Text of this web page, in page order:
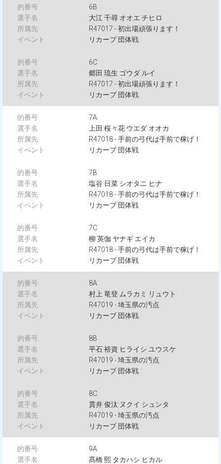
6B
大江 千尋 オオエ チヒロ
R47017 - 初出場頑張ります！
リカーブ 団体戦
6C
郷田 琉生 ゴウダ ルイ
R47017 - 初出場頑張ります！
リカーブ 団体戦
7A
上田 桜々花 ウエダ オオカ
R47018 - 手前の弓代は手前で稼げ！
リカーブ 団体戦
7B
塩谷 日菜 シオタニ ヒナ
R47018 - 手前の弓代は手前で稼げ！
リカーブ 団体戦
7C
柳 英伽 ヤナギ エイカ
R47018 - 手前の弓代は手前で稼げ！
リカーブ 団体戦
8A
村上 竜登 ムラカミ リュウト
R47019 - 埼玉県の汚点
リカーブ 団体戦
8B
平石 裕資 ヒライシ ユウスケ
R47019 - 埼玉県の汚点
リカーブ 団体戦
8C
貫井 俊汰 ヌクイ シュンタ
R47019 - 埼玉県の汚点
リカーブ 団体戦
9A
髙橋 熙 タカハシ ヒカル